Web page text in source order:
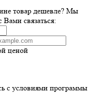
товар дешевле? Мы
связаться:
ценой
с условиями программы